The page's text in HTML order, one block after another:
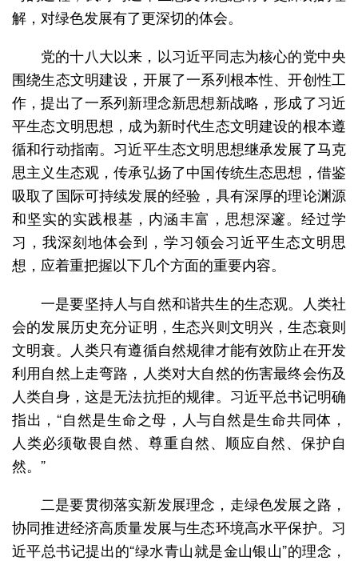
解，对绿色发展有了更深切的体会。
党的十八大以来，以习近平同志为核心的党中央
围绕生态文明建设，开展了一系列根本性、开创性工
作，提出了一系列新理念新思想新战略，形成了习近
平生态文明思想，成为新时代生态文明建设的根本遵
循和行动指南。习近平生态文明思想继承发展了马克
思主义生态观，传承弘扬了中国传统生态思想，借鉴
吸取了国际可持续发展的经验，具有深厚的理论渊源
和坚实的实践根基，内涵丰富，思想深邃。经过学
习，我深刻地体会到，学习领会习近平生态文明思
想，应着重把握以下几个方面的重要内容。
一是要坚持人与自然和谐共生的生态观。人类社
会的发展历史充分证明，生态兴则文明兴，生态衰则
文明衰。人类只有遵循自然规律才能有效防止在开发
利用自然上走弯路，人类对大自然的伤害最终会伤及
人类自身，这是无法抗拒的规律。习近平总书记明确
指出，“自然是生命之母，人与自然是生命共同体，
人类必须敬畏自然、尊重自然、顺应自然、保护自
然。”
二是要贯彻落实新发展理念，走绿色发展之路，
协同推进经济高质量发展与生态环境高水平保护。习
近平总书记提出的“绿水青山就是金山银山”的理念，